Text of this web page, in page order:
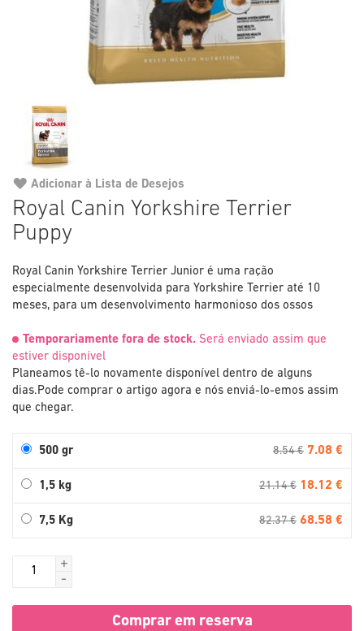
Royal Canin Yorkshire Terrier
Puppy
Royal Canin Yorkshire Terrier Junior é uma ração
especialmente desenvolvida para Yorkshire Terrier até 10
meses, para um desenvolvimento harmonioso dos ossos
Temporariamente fora de stock. Será enviado assim que
estiver disponível
Planeamos tê-lo novamente disponível dentro de alguns
dias.Pode comprar o artigo agora e nós enviá-lo-emos assim
que chegar.
500 gr 8.54 € 7.08 €
1,5 kg 21.14 € 18.12 €
7,5 Kg 82.37 € 68.58 €
+
-
Comprar em reserva
Adicionar à Lista de Desejos
para
da
Galeria
de